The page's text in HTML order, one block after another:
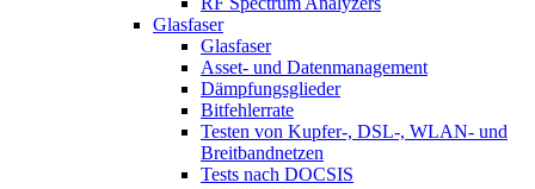
Glasfaser
Glasfaser
Asset- und Datenmanagement
Dämpfungsglieder
Bitfehlerrate
Testen von Kupfer-, DSL-, WLAN- und
Breitbandnetzen
Tests nach DOCSIS